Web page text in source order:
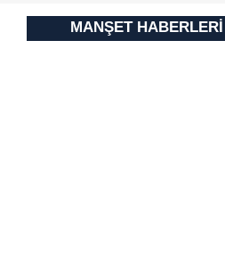
Metnimiziziyaret edebilirsiniz.
MANŞET